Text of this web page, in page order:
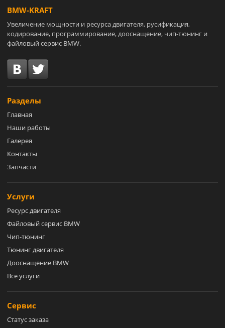
BMW-KRAFT
Увеличение мощности и ресурса двигателя, русификация,
кодирование, программирование, дооснащение, чип-тюнинг и
файловый сервис BMW.
Разделы
Главная
Наши работы
Галерея
Контакты
Запчасти
Услуги
Ресурс двигателя
Файловый сервис BMW
Чип-тюнинг
Тюнинг двигателя
Дооснащение BMW
Все услуги
Сервис
Статус заказа